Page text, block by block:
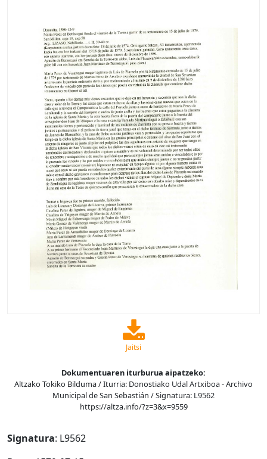
Jaitsi
Dokumentuaren iturburua aipatzeko:
Altzako Tokiko Bilduma / Iturria: Donostiako Udal Artxiboa - Archivo
Municipal de San Sebastián / Signatura: L9562
https://altza.info/?z=3&x=9559
Signatura: L9562